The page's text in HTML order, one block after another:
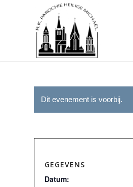
Dit evenement is voorbij.
GEGEVENS
Datum: